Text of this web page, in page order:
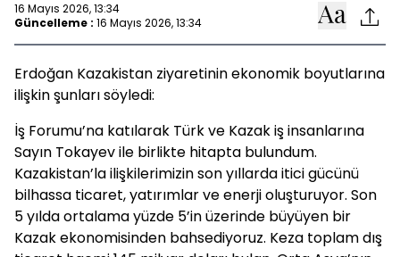
16 Mayıs 2026, 13:34
Güncelleme : 16 Mayıs 2026, 13:34
Erdoğan Kazakistan ziyaretinin ekonomik boyutlarına
ilişkin şunları söyledi:
İş Forumu’na katılarak Türk ve Kazak iş insanlarına
Sayın Tokayev ile birlikte hitapta bulundum.
Kazakistan’la ilişkilerimizin son yıllarda itici gücünü
bilhassa ticaret, yatırımlar ve enerji oluşturuyor. Son
5 yılda ortalama yüzde 5’in üzerinde büyüyen bir
Kazak ekonomisinden bahsediyoruz. Keza toplam dış